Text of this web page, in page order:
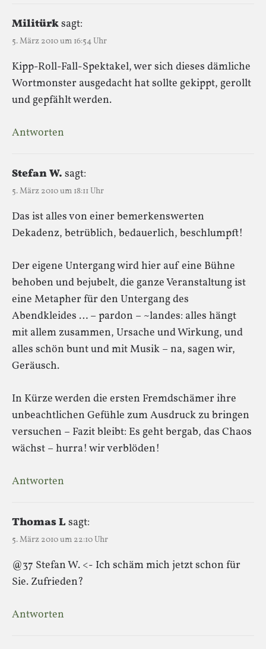
Militürksagt:
5. März 2010 um 16:54 Uhr
Kipp-Roll-Fall-Spektakel, wer sich dieses dämliche
Wortmonster ausgedacht hat sollte gekippt, gerollt
und gepfählt werden.
Antworten
Stefan W. sagt:
5. März 2010 um 18:11 Uhr
Das ist alles von einer bemerkenswerten
Dekadenz, betrüblich, bedauerlich, beschlumpft!
Der eigene Untergang wird hier auf eine Bühne
behoben und bejubelt, die ganze Veranstaltung ist
eine Metapher für den Untergang des
Abendkleides … – pardon – ~landes: alles hängt
mit allem zusammen, Ursache und Wirkung, und
alles schön bunt und mit Musik – na, sagen wir,
Geräusch.
In Kürze werden die ersten Fremdschämer ihre
unbeachtlichen Gefühle zum Ausdruck zu bringen
versuchen – Fazit bleibt: Es geht bergab, das Chaos
wächst – hurra! wir verblöden!
Antworten
Thomas Lsagt:
5. März 2010 um 22:10 Uhr
@37 Stefan W. <- Ich schäm mich jetzt schon für
Sie. Zufrieden?
Antworten